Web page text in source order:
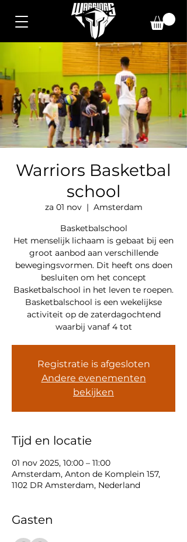
Warriors Basketbal
school
za 01 nov
  |
Amsterdam
Basketbalschool
Het menselijk lichaam is gebaat bij een
groot aanbod aan verschillende
bewegingsvormen. Dit heeft ons doen
besluiten om het concept
Basketbalschool in het leven te roepen.
Basketbalschool is een wekelijkse
activiteit op de zaterdagochtend
waarbij vanaf 4 tot
Registratie is afgesloten
Andere evenementen
bekijken
Tijd en locatie
01 nov 2025, 10:00 – 11:00
Amsterdam, Anton de Komplein 157,
1102 DR Amsterdam, Nederland
Gasten